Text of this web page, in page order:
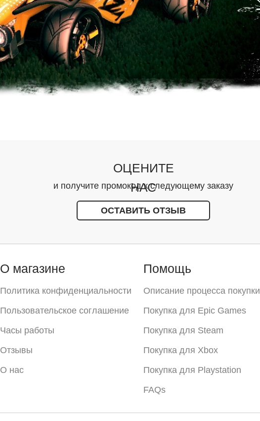
ОЦЕНИТЕ
НАС
и получите промокод к следующему заказу
ОСТАВИТЬ ОТЗЫВ
Отзывы
Часы работы
Политика конфиденциальности
Пользовательское соглашение
Помощь
Описание процесса покупки
Покупка для Epic Games
Покупка для Playstation
О магазине
Покупка для Steam
Покупка для Xbox
О нас
FAQs